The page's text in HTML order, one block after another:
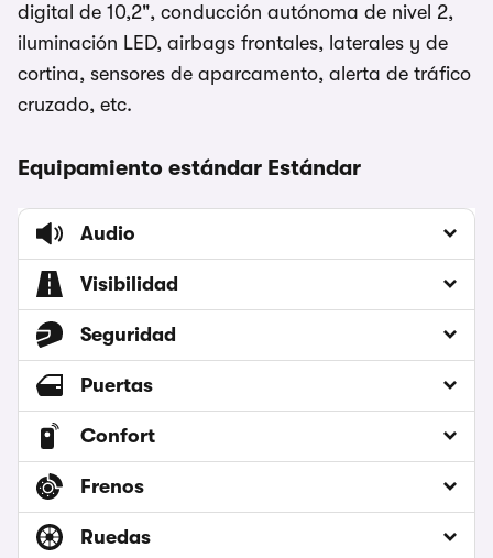
digital de 10,2", conducción autónoma de nivel 2,
iluminación LED, airbags frontales, laterales y de
cortina, sensores de aparcamento, alerta de tráfico
cruzado, etc.
Equipamiento estándar Estándar
Audio
Visibilidad
Seguridad
Puertas
Confort
Frenos
Ruedas